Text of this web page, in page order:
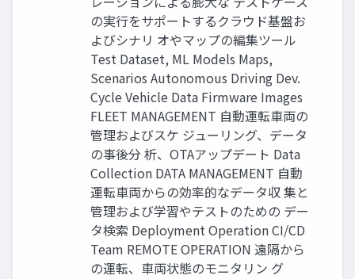
の実行をサポートするクラウド基盤お
よびシナリ オやマップの編集ツール
Test Dataset, ML Models Maps,
Scenarios Autonomous Driving Dev.
Cycle Vehicle Data Firmware Images
FLEET MANAGEMENT 自動運転車両の
管理およびスケ ジューリング、データ
の事後分 析、OTAアップデート Data
Collection DATA MANAGEMENT 自動
運転車両からの効率的なデータ収 集と
管理および学習やテストのための デー
タ検索 Deployment Operation CI/CD
Team REMOTE OPERATION 遠隔から
の運転、車両状態のモニタリン グ